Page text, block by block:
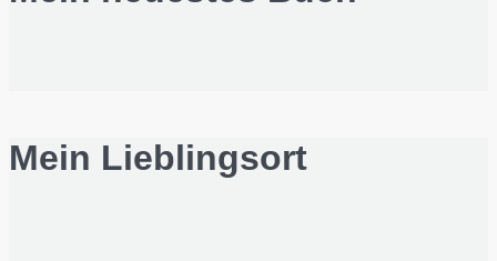
Mein Lieblingsort